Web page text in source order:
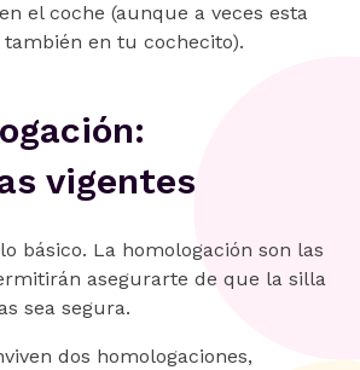
el coche (aunque a veces esta
en tu cochecito).
vigentes
básico. La homologación son las
asegurarte de que la silla
sea segura.
dos homologaciones,